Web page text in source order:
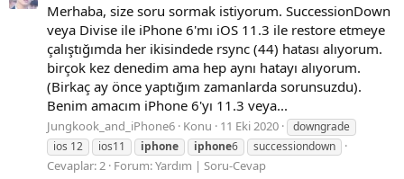
Merhaba, size soru sormak istiyorum. SuccessionDown
veya Divise ile iPhone 6'mı iOS 11.3 ile restore etmeye
çalıştığımda her ikisindede rsync (44) hatası alıyorum.
birçok kez denedim ama hep aynı hatayı alıyorum.
(Birkaç ay önce yaptığım zamanlarda sorunsuzdu).
Benim amacım iPhone 6'yı 11.3 veya...
Jungkook_and_iPhone6 Konu 11 Eki 2020
downgrade
ios 12
ios11 iphone iphone6 successiondown
Cevaplar: 2 Forum:Yardım | Soru-Cevap